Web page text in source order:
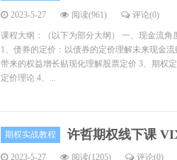
2023-5-27 阅读(961) 评论(0)
课程大纲：（以下为部分大纲） 一、现金流
1、债券的定价：以债券的定价理解未来现金
带来的权益增长贴现化理解股票定价 3、期权
定价理论 4、...
期权实战教程 许哲期权线下课
2023-5-27 阅读(1205) 评论(0)